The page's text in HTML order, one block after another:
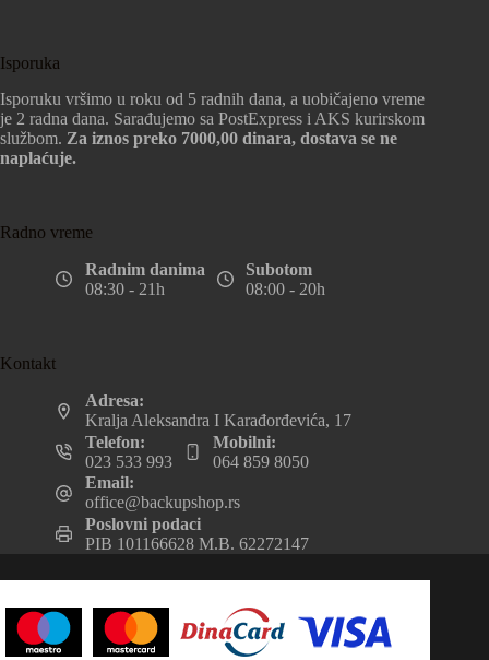
Isporuka
Isporuku vršimo u roku od 5 radnih dana, a uobičajeno vreme
je 2 radna dana. Sarađujemo sa PostExpress i AKS kurirskom
službom. Za iznos preko 7000,00 dinara, dostava se ne
naplaćuje.
Radno vreme
Radnim danima
08:30 - 21h
Subotom
08:00 - 20h
Kontakt
Adresa:
Kralja Aleksandra I Karađorđevića, 17
Telefon:
023 533 993
Mobilni:
064 859 8050
Email:
office@backupshop.rs
Poslovni podaci
PIB 101166628 M.B. 62272147